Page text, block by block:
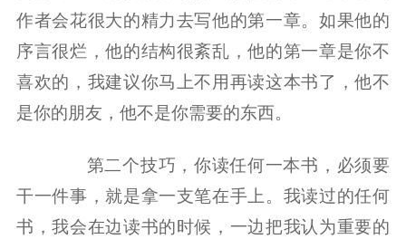
作者会花很大的精力去写他的第一章。如果他的
序言很烂，他的结构很紊乱，他的第一章是你不
喜欢的，我建议你马上不用再读这本书了，他不
是你的朋友，他不是你需要的东西。
第二个技巧，你读任何一本书，必须要
干一件事，就是拿一支笔在手上。我读过的任何
书，我会在边读书的时候，一边把我认为重要的